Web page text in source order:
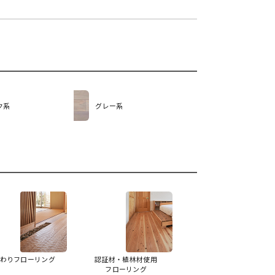
系 グレー系
りフローリング
認証材・植林材使用
フローリング